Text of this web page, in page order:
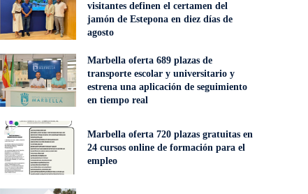
visitantes definen el certamen del
jamón de Estepona en diez días de
agosto
Marbella oferta 689 plazas de
transporte escolar y universitario y
estrena una aplicación de seguimiento
en tiempo real
Marbella oferta 720 plazas gratuitas en
24 cursos online de formación para el
empleo